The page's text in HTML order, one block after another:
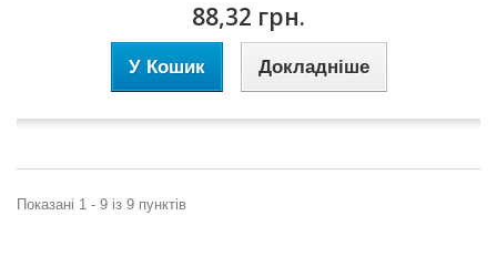
88,32 грн.
У Кошик Докладніше
Показані 1 - 9 із 9 пунктів